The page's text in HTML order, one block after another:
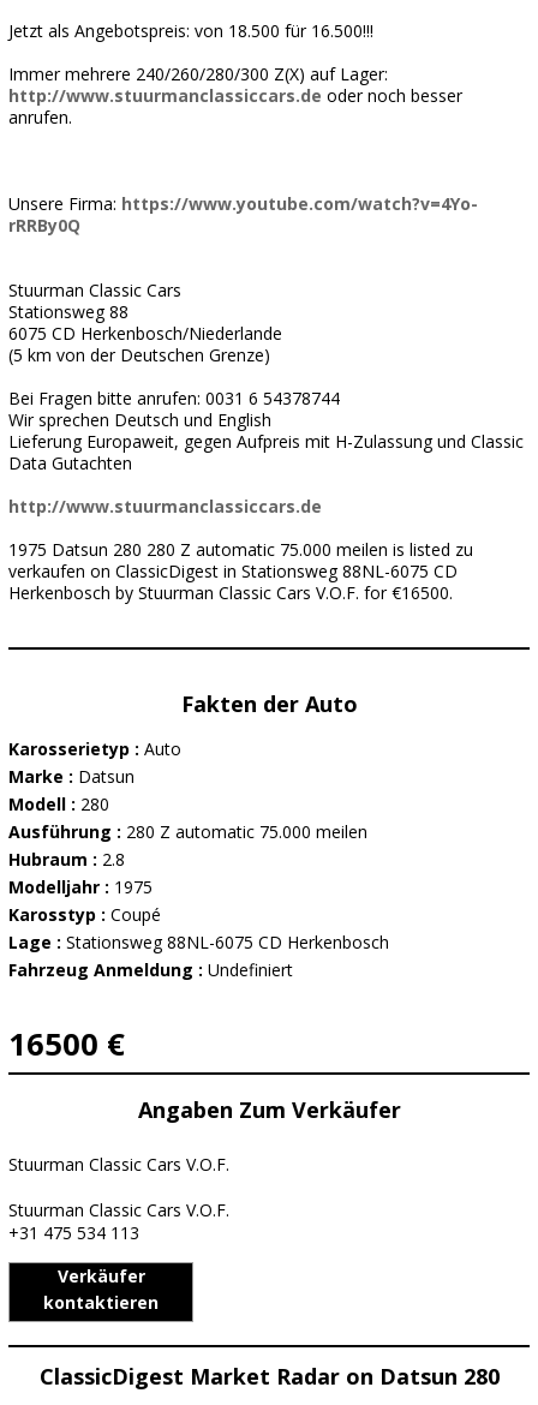
Jetzt als Angebotspreis: von 18.500 für 16.500!!!
Immer mehrere 240/260/280/300 Z(X) auf Lager:
http://www.stuurmanclassiccars.de oder noch besser
anrufen.
Unsere Firma: https://www.youtube.com/watch?v=4Yo-
rRRBy0Q
Stuurman Classic Cars
Stationsweg 88
6075 CD Herkenbosch/Niederlande
(5 km von der Deutschen Grenze)
Bei Fragen bitte anrufen: 0031 6 54378744
Wir sprechen Deutsch und English
Lieferung Europaweit, gegen Aufpreis mit H-Zulassung und Classic
Data Gutachten
http://www.stuurmanclassiccars.de
1975 Datsun 280 280 Z automatic 75.000 meilen is listed zu
verkaufen on ClassicDigest in Stationsweg 88NL-6075 CD
Herkenbosch by Stuurman Classic Cars V.O.F. for €16500.
Fakten der Auto
Karosserietyp : Auto
Marke : Datsun
Modell : 280
Ausführung : 280 Z automatic 75.000 meilen
Hubraum : 2.8
Modelljahr : 1975
Karosstyp : Coupé
Lage : Stationsweg 88NL-6075 CD Herkenbosch
Fahrzeug Anmeldung : Undefiniert
16500 €
Angaben Zum Verkäufer
Stuurman Classic Cars V.O.F.
Stuurman Classic Cars V.O.F.
+31 475 534 113
Verkäufer
kontaktieren
ClassicDigest Market Radar on Datsun 280